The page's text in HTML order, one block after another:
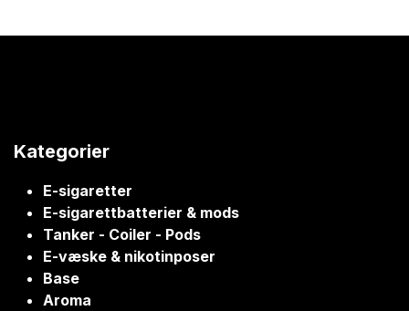
Kategorier
E-sigaretter
E-sigarettbatterier & mods
Tanker - Coiler - Pods
E-væske & nikotinposer
Base
Aroma